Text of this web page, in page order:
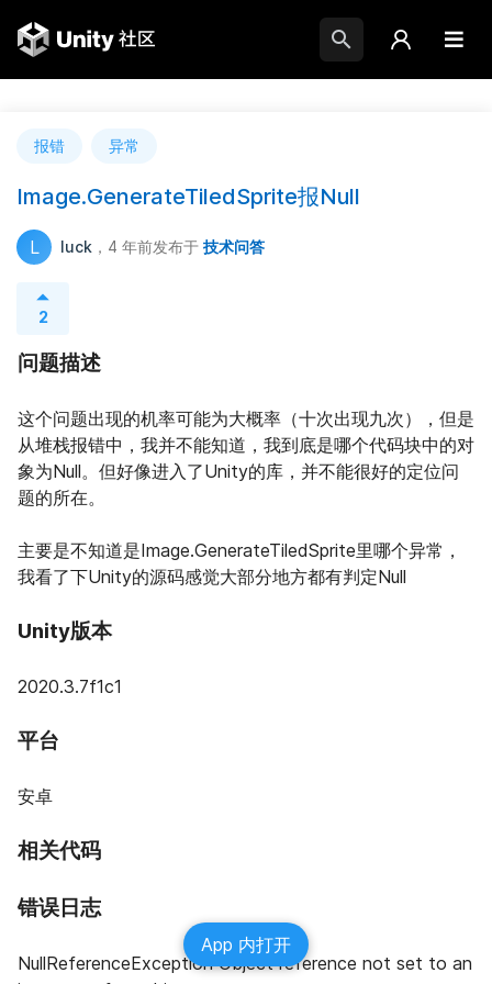
报错 异常
Image.GenerateTiledSprite报Null
L luck ，4 年前发布于 技术问答
2
问题描述
这个问题出现的机率可能为大概率（十次出现九次），但是
从堆栈报错中，我并不能知道，我到底是哪个代码块中的对
象为Null。但好像进入了Unity的库，并不能很好的定位问
题的所在。
主要是不知道是Image.GenerateTiledSprite里哪个异常，
我看了下Unity的源码感觉大部分地方都有判定Null
Unity版本
2020.3.7f1c1
平台
安卓
相关代码
错误日志
NullReferenceException Object reference not set to an
App 内打开